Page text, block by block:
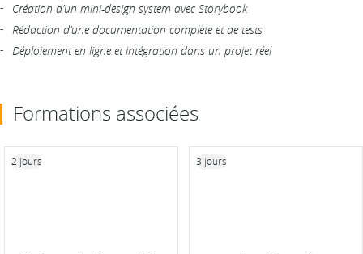
Création d’un mini-design system avec Storybook
Rédaction d’une documentation complète et de tests
Déploiement en ligne et intégration dans un projet réel
Formations associées
2 jours 3 jours